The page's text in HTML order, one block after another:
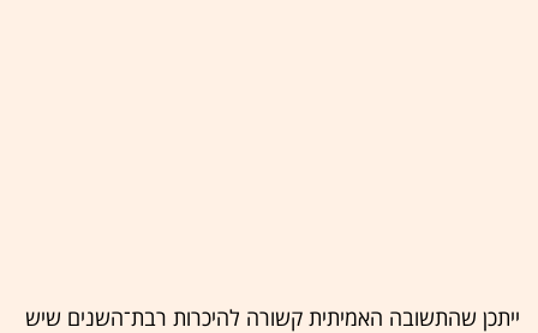
ייתכן שהתשובה האמיתית קשורה להיכרות רבת־השנים שיש